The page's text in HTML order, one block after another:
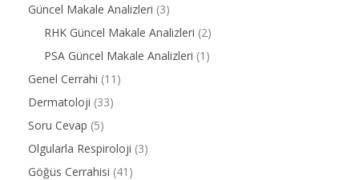
Güncel Makale Analizleri (3)
RHK Güncel Makale Analizleri (2)
PSA Güncel Makale Analizleri (1)
Genel Cerrahi (11)
Dermatoloji (33)
Soru Cevap (5)
Olgularla Respiroloji (3)
Göğüs Cerrahisi (41)